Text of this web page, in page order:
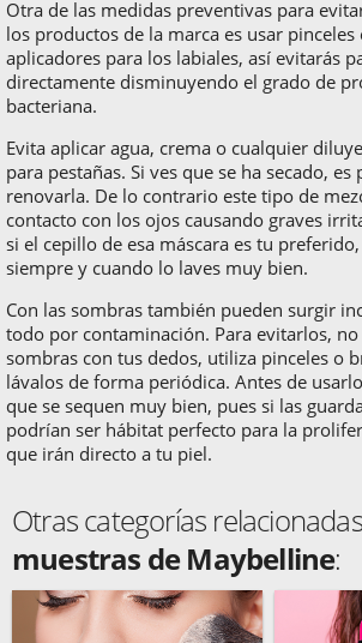
Otra de las medidas preventivas para
los productos de la marca es usar pinceles
aplicadores para los labiales, así evitarás
directamente disminuyendo el grado de
bacteriana.
Evita aplicar agua, crema o cualquier
para pestañas. Si ves que se ha secado, es
renovarla. De lo contrario este tipo de
contacto con los ojos causando graves
si el cepillo de esa máscara es tu
siempre y cuando lo laves muy bien.
Con las sombras también pueden surgir
todo por contaminación. Para evitarlos,
sombras con tus dedos, utiliza pinceles o
lávalos de forma periódica. Antes de
que se sequen muy bien, pues si las
podrían ser hábitat perfecto para la
que irán directo a tu piel.
Otras categorías
muestras de Maybelline: